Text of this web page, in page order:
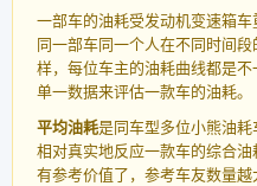
一部车的油耗受发动机变速箱车
同一部车同一个人在不同时间
样，每位车主的油耗曲线都是
单一数据来评估一款车的油耗。
平均油耗是同车型多位小熊油
相对真实地反应一款车的综合
有参考价值了，参考车友数量越